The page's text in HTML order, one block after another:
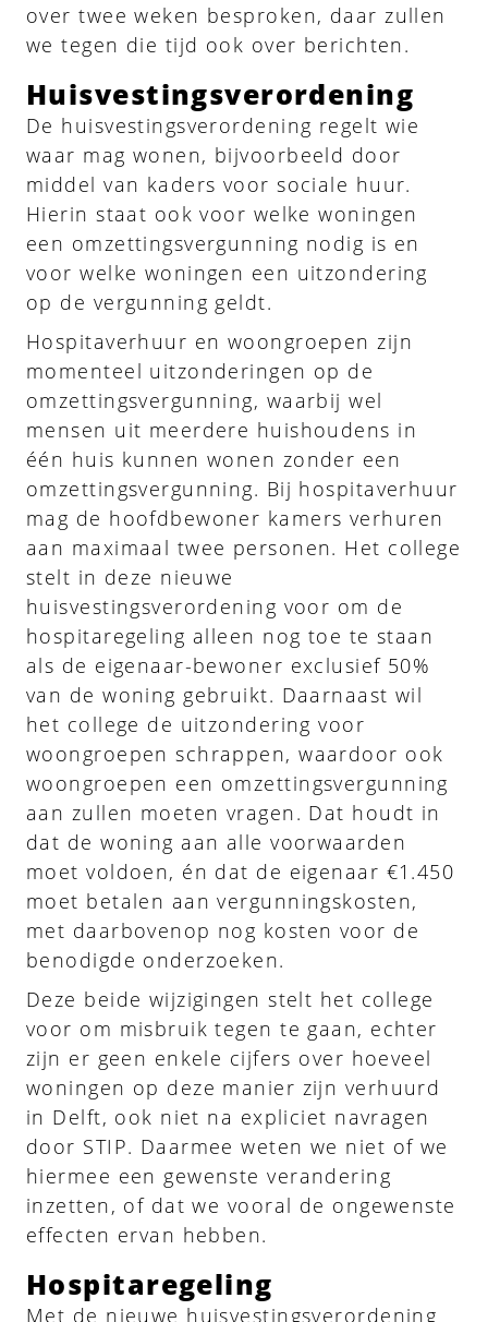
over twee weken besproken, daar zullen
we tegen die tijd ook over berichten.
Huisvestingsverordening
De huisvestingsverordening regelt wie
waar mag wonen, bijvoorbeeld door
middel van kaders voor sociale huur.
Hierin staat ook voor welke woningen
een omzettingsvergunning nodig is en
voor welke woningen een uitzondering
op de vergunning geldt.
Hospitaverhuur en woongroepen zijn
momenteel uitzonderingen op de
omzettingsvergunning, waarbij wel
mensen uit meerdere huishoudens in
één huis kunnen wonen zonder een
omzettingsvergunning. Bij hospitaverhuur
mag de hoofdbewoner kamers verhuren
aan maximaal twee personen. Het college
stelt in deze nieuwe
huisvestingsverordening voor om de
hospitaregeling alleen nog toe te staan
als de eigenaar-bewoner exclusief 50%
van de woning gebruikt. Daarnaast wil
het college de uitzondering voor
woongroepen schrappen, waardoor ook
woongroepen een omzettingsvergunning
aan zullen moeten vragen. Dat houdt in
dat de woning aan alle voorwaarden
moet voldoen, én dat de eigenaar €1.450
moet betalen aan vergunningskosten,
met daarbovenop nog kosten voor de
benodigde onderzoeken.
Deze beide wijzigingen stelt het college
voor om misbruik tegen te gaan, echter
zijn er geen enkele cijfers over hoeveel
woningen op deze manier zijn verhuurd
in Delft, ook niet na expliciet navragen
door STIP. Daarmee weten we niet of we
hiermee een gewenste verandering
inzetten, of dat we vooral de ongewenste
effecten ervan hebben.
Hospitaregeling
Met de nieuwe huisvestingsverordening